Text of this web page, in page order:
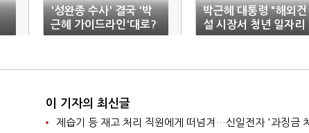
'성완종 수사' 결국 '박
근혜 가이드라인'대로?
박근혜 대통령 "해외건
설 시장서 청년 일자리
더 창출해야"
이 기자의 최신글
제습기 등 재고 처리 직원에게 떠넘겨…신일전자 '과징금